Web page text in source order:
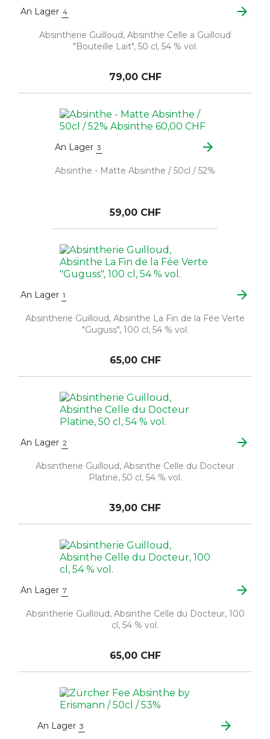
An Lager 4 arrow_forward
Absintherie Guilloud, Absinthe Celle a Guilloud
"Bouteille Lait", 50 cl, 54 % vol.
79,00 CHF
An Lager 3 arrow_forward
Absinthe - Matte Absinthe / 50cl / 52%
59,00 CHF
An Lager 1 arrow_forward
Absintherie Guilloud, Absinthe La Fin de la Fée Verte
"Guguss", 100 cl, 54 % vol.
65,00 CHF
An Lager 2 arrow_forward
Absintherie Guilloud, Absinthe Celle du Docteur
Platine, 50 cl, 54 % vol.
39,00 CHF
An Lager 7 arrow_forward
Absintherie Guilloud, Absinthe Celle du Docteur, 100
cl, 54 % vol.
65,00 CHF
An Lager 3 arrow_forward